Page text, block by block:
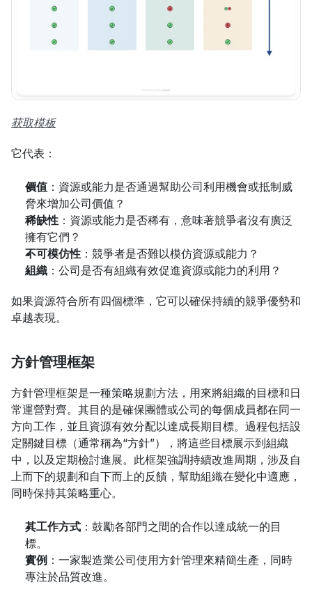
获取模板
它代表：
價值 ：資源或能力是否通過幫助公司利用機會或抵制威
脅來增加公司價值？
稀缺性 ：資源或能力是否稀有，意味著競爭者沒有廣泛
擁有它們？
不可模仿性 ：競爭者是否難以模仿資源或能力？
組織 ：公司是否有組織有效促進資源或能力的利用？
如果資源符合所有四個標準，它可以確保持續的競爭優勢和
卓越表現。
方針管理框架
方針管理框架是一種策略規劃方法，用來將組織的目標和日
常運營對齊。其目的是確保團體或公司的每個成員都在同一
方向工作，並且資源有效分配以達成長期目標。過程包括設
定關鍵目標（通常稱為“方針”），將這些目標展示到組織
中，以及定期檢討進展。此框架強調持續改進周期，涉及自
上而下的規劃和自下而上的反饋，幫助組織在變化中適應，
同時保持其策略重心。
其工作方式 ：鼓勵各部門之間的合作以達成統一的目
標。
實例 ：一家製造業公司使用方針管理來精簡生產，同時
專注於品質改進。